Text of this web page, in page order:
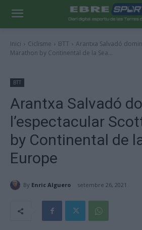
Inici Ciclisme BTT
Arantxa Salvadó
Marathon by Continental de la Sea...
BTT
Arantxa Salvadó
l’espectacular
by Continental de
Europe
By Enric Alguero setembre 26, 2021